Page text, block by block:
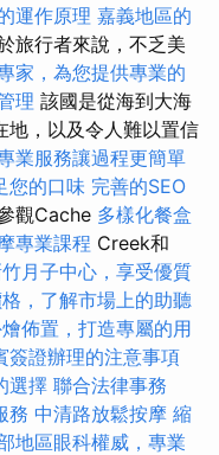
運作原理 嘉義地區的
旅行者來說，不乏美
家，為您提供專業的
理 該國是從海到大海
地，以及令人難以置信
業服務讓過程更簡單
您的口味 完善的SEO
觀Cache 多樣化餐盒
專業課程 Creek和
月子中心，享受優質
，了解市場上的助聽
佈置，打造專屬的用
簽證辦理的注意事項
選擇 聯合法律事務
務 中清路放鬆按摩 縮
地區眼科權威，專業